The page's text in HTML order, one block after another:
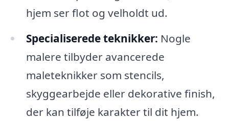
hjem ser flot og velholdt ud.
Specialiserede teknikker: Nogle
malere tilbyder avancerede
maleteknikker som stencils,
skyggearbejde eller dekorative finish,
der kan tilføje karakter til dit hjem.